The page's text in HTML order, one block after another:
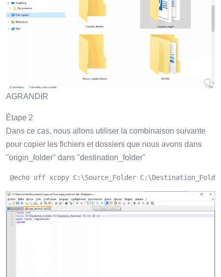
AGRANDIR
Étape 2
Dans ce cas, nous allons utiliser la combinaison suivante
pour copier les fichiers et dossiers que nous avons dans
"origin_folder" dans "destination_folder"
@echo off xcopy C:\Source_Folder